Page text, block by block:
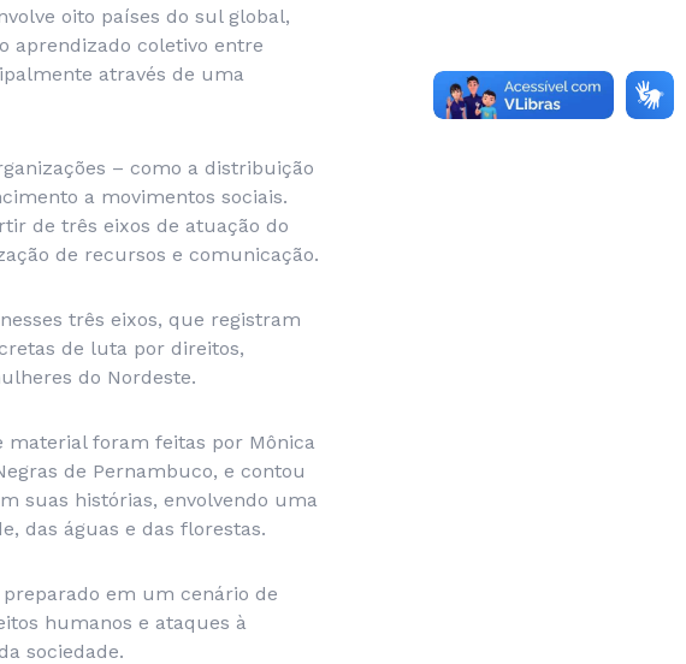
oito países do sul global,
aprendizado coletivo entre
através de uma
– como a distribuição
a movimentos sociais.
de três eixos de atuação do
de recursos e comunicação.
três eixos, que registram
de luta por direitos,
do Nordeste.
material foram feitas por Mônica
de Pernambuco, e contou
suas histórias, envolvendo uma
das águas e das florestas.
em um cenário de
humanos e ataques à
sociedade.